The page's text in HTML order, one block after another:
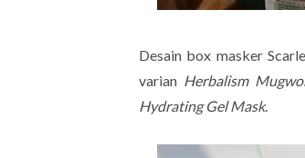
Desain box masker
varian Herbalism
Hydrating Gel Mask.